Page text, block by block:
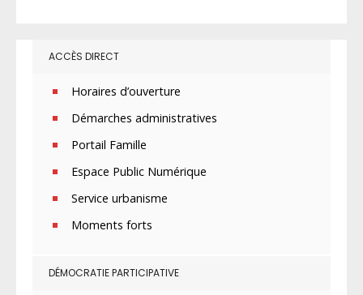
ACCÈS DIRECT
Horaires d’ouverture
Démarches administratives
Portail Famille
Espace Public Numérique
Service urbanisme
Moments forts
DÉMOCRATIE PARTICIPATIVE